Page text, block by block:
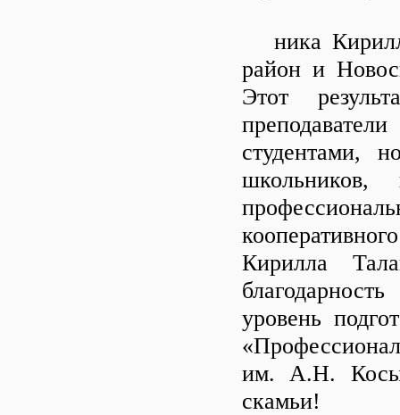
ника Кирилл
район и
Этот
студентами,
Кирилла
уровень
им. А.Н.
скамьи!